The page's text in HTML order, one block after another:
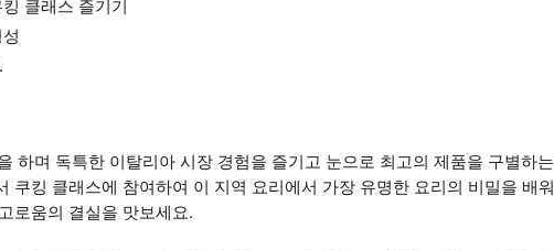
클래스 즐기기
하며 독특한 이탈리아 시장 경험을 즐기고 눈으로 최고의 제품을 구별하는
쿠킹 클래스에 참여하여 이 지역 요리에서 가장 유명한 요리의 비밀을 배워
로움의 결실을 맛보세요.